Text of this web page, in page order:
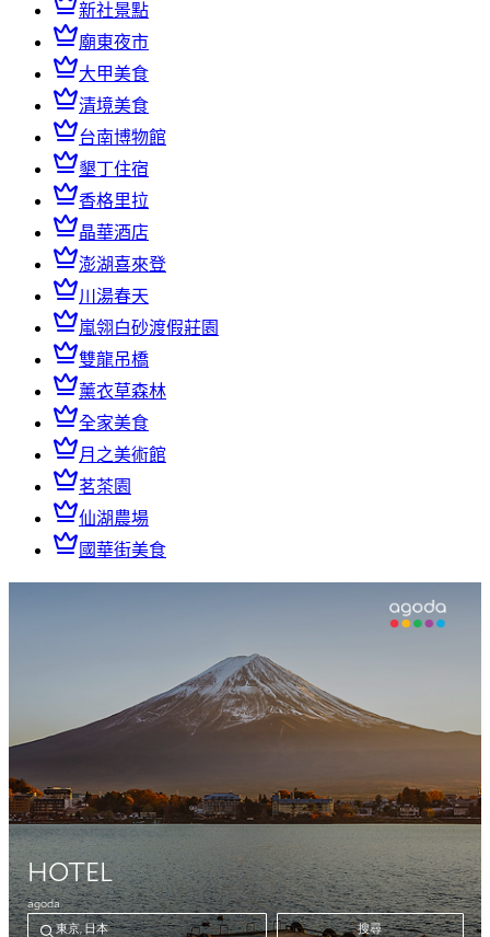
新社景點
廟東夜市
大甲美食
清境美食
台南博物館
墾丁住宿
香格里拉
晶華酒店
澎湖喜來登
川湯春天
嵐翎白砂渡假莊園
雙龍吊橋
薰衣草森林
全家美食
月之美術館
茗茶園
仙湖農場
國華街美食